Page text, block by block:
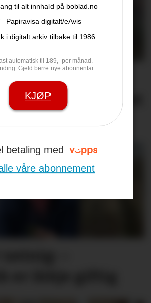
til alt innhald på boblad.no
Papiravisa digitalt/eAvis
i digitalt arkiv tilbake til 1986
automatisk til 189,- per månad.
Gjeld berre nye abonnentar.
KJØP
betaling med
våre abonnement
som fylkes­
skjulte forholdet